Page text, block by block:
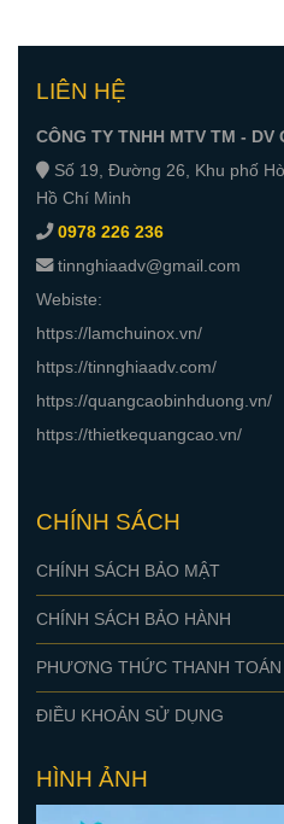
LIÊN HỆ
CÔNG TY TNHH MTV TM - DV
Số 19, Đường 26, Khu phố
Hồ Chí Minh
0978 226 236
tinnghiaadv@gmail.com
Webiste:
https://lamchuinox.vn/
https://tinnghiaadv.com/
https://quangcaobinhduong.vn/
https://thietkequangcao.vn/
CHÍNH SÁCH
CHÍNH SÁCH BẢO MẬT
CHÍNH SÁCH BẢO HÀNH
PHƯƠNG THỨC THANH TOÁN
ĐIỀU KHOẢN SỬ DỤNG
HÌNH ẢNH